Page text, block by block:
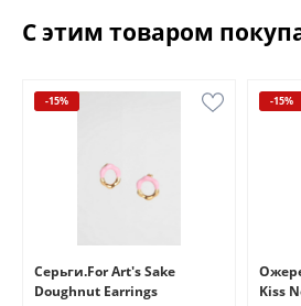
С этим товаром
-15%
Серьги.For Art's Sake
Doughnut Earrings
-15%
Kiss